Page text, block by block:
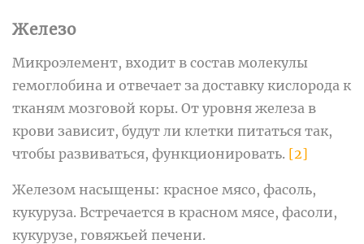
Железо
Микроэлемент, входит в состав молекулы
гемоглобина и отвечает за доставку кислорода к
тканям мозговой коры. От уровня железа в
крови зависит, будут ли клетки питаться так,
чтобы развиваться, функционировать. [2]
Железом насыщены: красное мясо, фасоль,
кукуруза. Встречается в красном мясе, фасоли,
кукурузе, говяжьей печени.